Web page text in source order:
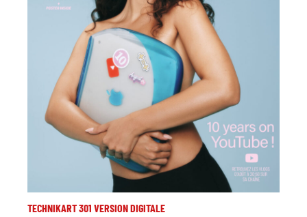
TECHNIKART 301 VERSION DIGITALE